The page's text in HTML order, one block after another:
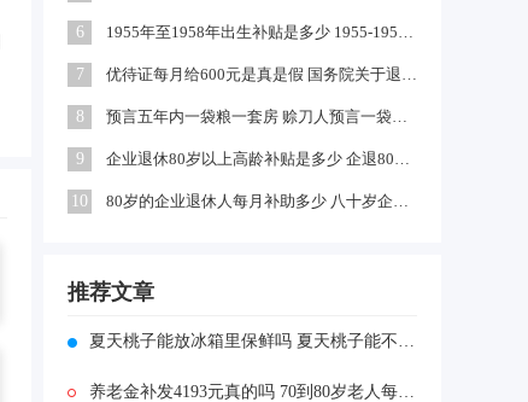
6 1955年至1958年出生补贴是多少 1955-1958年出生补贴在哪领
7 优待证每月给600元是真是假 国务院关于退伍军人每月补助文件
8 预言五年内一袋粮一套房 赊刀人预言一袋面换五栋楼真的吗
9 企业退休80岁以上高龄补贴是多少 企退80岁以上有100元补贴吗
10 80岁的企业退休人每月补助多少 八十岁企退人员补发工资吗
推荐文章
夏天桃子能放冰箱里保鲜吗 夏天桃子能不能放冰箱里保鲜
养老金补发4193元真的吗 70到80岁老人每月补贴多少